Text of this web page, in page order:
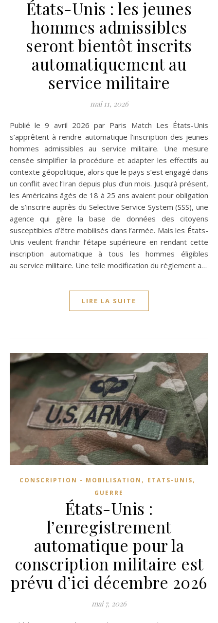
États-Unis : les jeunes
hommes admissibles
seront bientôt inscrits
automatiquement au
service militaire
mai 11, 2026
Publié le 9 avril 2026 par Paris Match Les États-Unis
s’apprêtent à rendre automatique l’inscription des jeunes
hommes admissibles au service militaire. Une mesure
censée simplifier la procédure et adapter les effectifs au
contexte géopolitique, alors que le pays s’est engagé dans
un conflit avec l’Iran depuis plus d’un mois. Jusqu’à présent,
les Américains âgés de 18 à 25 ans avaient pour obligation
de s’inscrire auprès du Selective Service System (SSS), une
agence qui gère la base de données des citoyens
susceptibles d’être mobilisés dans l’armée. Mais les États-
Unis veulent franchir l’étape supérieure en rendant cette
inscription automatique à tous les hommes éligibles
au service militaire. Une telle modification du règlement a…
LIRE LA SUITE
CONSCRIPTION - MOBILISATION , ETATS-UNIS,
GUERRE
États-Unis :
l’enregistrement
automatique pour la
conscription militaire est
prévu d’ici décembre 2026
mai 7, 2026